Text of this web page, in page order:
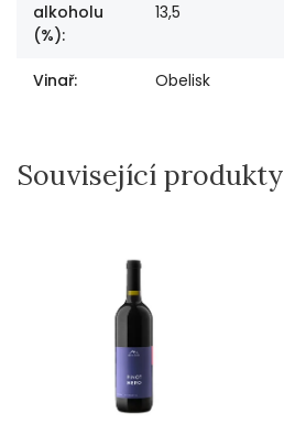
alkoholu
(%):
13,5
Vinař: Obelisk
Související produkty